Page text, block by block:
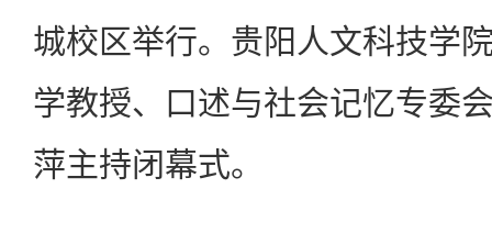
城校区举行。贵阳人文科技学
学教授、口述与社会记忆专委
萍主持闭幕式。